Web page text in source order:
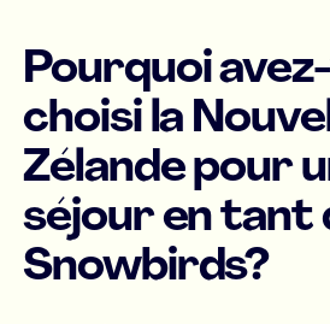
Pourquoi
choisi la
Zélande pour
séjour en tant
Snowbirds?